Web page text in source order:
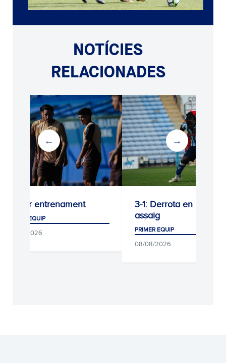
NOTÍCIES
RELACIONADES
Darrer entrenament
PRIMER EQUIP
09/08/2026
3-1: Derrota en l’últim
assaig
PRIMER EQUIP
08/08/2026